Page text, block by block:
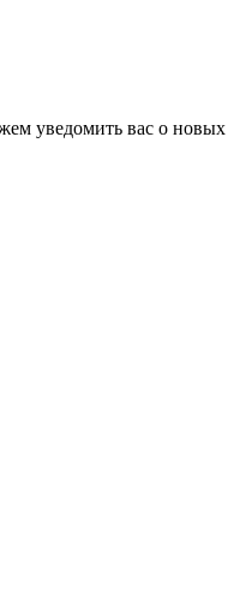
уведомить вас о